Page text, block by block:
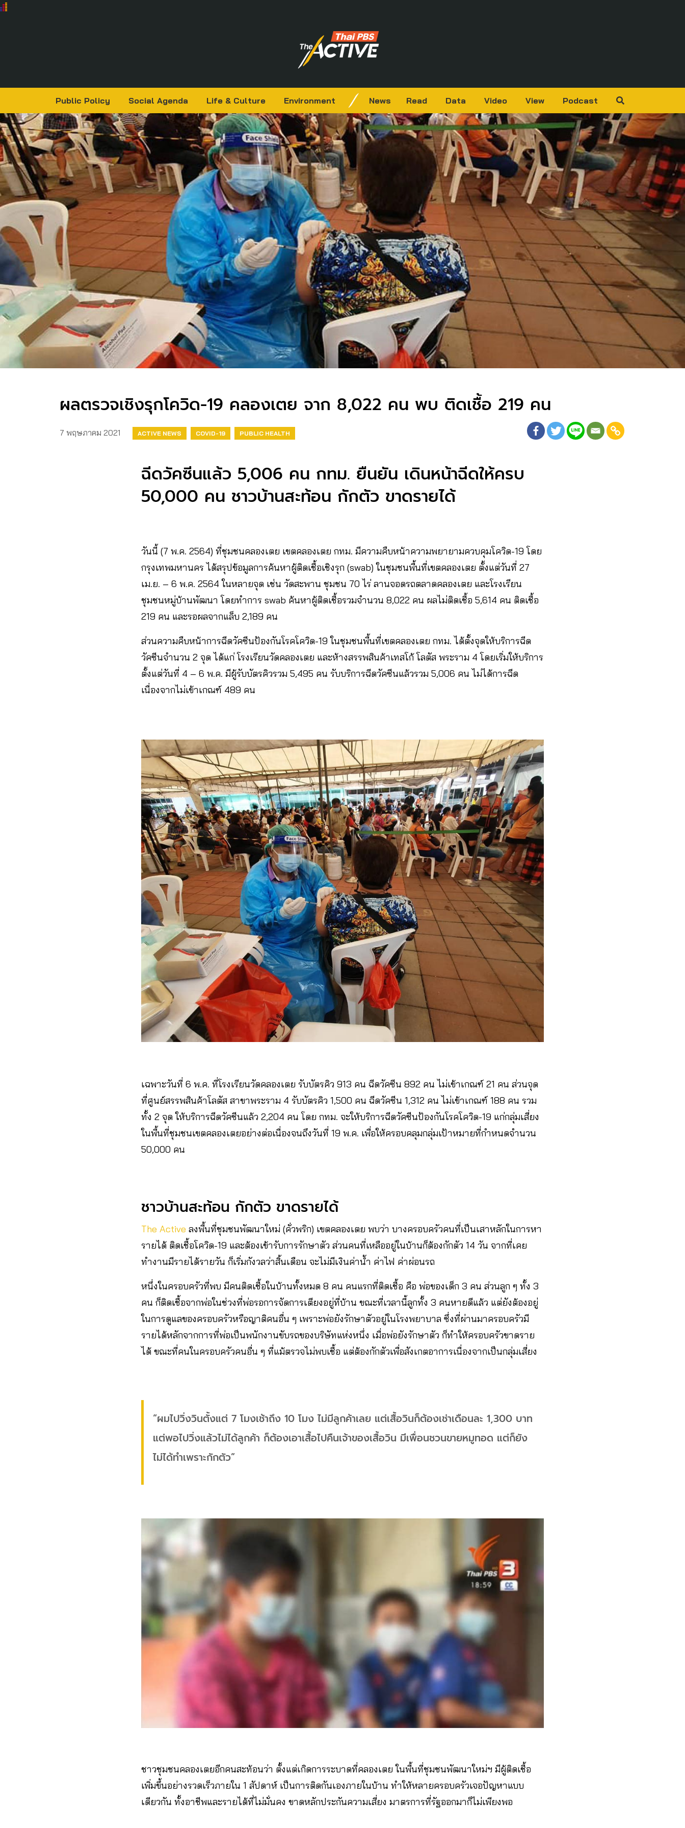
Public Policy Social Agenda Life & Culture Environment News Read Data Video View Podcast
ผลตรวจเชิงรุกโควิด-19 คลองเตย จาก 8,022 คน พบ ติดเชื้อ 219 คน
7 พฤษภาคม 2021 ACTIVE NEWS COVID-19 PUBLIC HEALTH
ฉีดวัคซีนแล้ว 5,006 คน กทม. ยืนยัน เดินหน้าฉีดให้ครบ
50,000 คน ชาวบ้านสะท้อน กักตัว ขาดรายได้
วันนี้ (7 พ.ค. 2564) ที่ชุมชนคลองเตย เขตคลองเตย กทม. มีความคืบหน้าความพยายามควบคุมโควิด-19 โดย
กรุงเทพมหานคร ได้สรุปข้อมูลการค้นหาผู้ติดเชื้อเชิงรุก (swab) ในชุมชนพื้นที่เขตคลองเตย ตั้งแต่วันที่ 27
เม.ย. – 6 พ.ค. 2564 ในหลายจุด เช่น วัดสะพาน ชุมชน 70 ไร่ ลานจอดรถตลาดคลองเตย และโรงเรียน
ชุมชนหมู่บ้านพัฒนา โดยทำการ swab ค้นหาผู้ติดเชื้อรวมจำนวน 8,022 คน ผลไม่ติดเชื้อ 5,614 คน ติดเชื้อ
219 คน และรอผลจากแล็บ 2,189 คน
ส่วนความคืบหน้าการฉีดวัคซีนป้องกันโรคโควิด-19 ในชุมชนพื้นที่เขตคลองเตย กทม. ได้ตั้งจุดให้บริการฉีด
วัคซีนจำนวน 2 จุด ได้แก่ โรงเรียนวัดคลองเตย และห้างสรรพสินค้าเทสโก้ โลตัส พระราม 4 โดยเริ่มให้บริการ
ตั้งแต่วันที่ 4 – 6 พ.ค. มีผู้รับบัตรคิวรวม 5,495 คน รับบริการฉีดวัคซีนแล้วรวม 5,006 คน ไม่ได้การฉีด
เนื่องจากไม่เข้าเกณฑ์ 489 คน
เฉพาะวันที่ 6 พ.ค. ที่โรงเรียนวัดคลองเตย รับบัตรคิว 913 คน ฉีดวัคซีน 892 คน ไม่เข้าเกณฑ์ 21 คน ส่วนจุด
ที่ศูนย์สรรพสินค้าโลตัส สาขาพระราม 4 รับบัตรคิว 1,500 คน ฉีดวัคซีน 1,312 คน ไม่เข้าเกณฑ์ 188 คน รวม
ทั้ง 2 จุด ให้บริการฉีดวัคซีนแล้ว 2,204 คน โดย กทม. จะให้บริการฉีดวัคซีนป้องกันโรคโควิด-19 แก่กลุ่มเสี่ยง
ในพื้นที่ชุมชนเขตคลองเตยอย่างต่อเนื่องจนถึงวันที่ 19 พ.ค. เพื่อให้ครอบคลุมกลุ่มเป้าหมายที่กำหนดจำนวน
50,000 คน
ชาวบ้านสะท้อน กักตัว ขาดรายได้
The Active ลงพื้นที่ชุมชนพัฒนาใหม่ (คั่วพริก) เขตคลองเตย พบว่า บางครอบครัวคนที่เป็นเสาหลักในการหา
รายได้ ติดเชื้อโควิด-19 และต้องเข้ารับการรักษาตัว ส่วนคนที่เหลืออยู่ในบ้านก็ต้องกักตัว 14 วัน จากที่เคย
ทำงานมีรายได้รายวัน ก็เริ่มกังวลว่าสิ้นเดือน จะไม่มีเงินค่าน้ำ ค่าไฟ ค่าผ่อนรถ
หนึ่งในครอบครัวที่พบ มีคนติดเชื้อในบ้านทั้งหมด 8 คน คนแรกที่ติดเชื้อ คือ พ่อของเด็ก 3 คน ส่วนลูก ๆ ทั้ง 3
คน ก็ติดเชื้อจากพ่อในช่วงที่พ่อรอการจัดการเตียงอยู่ที่บ้าน ขณะที่เวลานี้ลูกทั้ง 3 คนหายดีแล้ว แต่ยังต้องอยู่
ในการดูแลของครอบครัวหรือญาติคนอื่น ๆ เพราะพ่อยังรักษาตัวอยู่ในโรงพยาบาล ซึ่งที่ผ่านมาครอบครัวมี
รายได้หลักจากการที่พ่อเป็นพนักงานขับรถของบริษัทแห่งหนึ่ง เมื่อพ่อยังรักษาตัว ก็ทำให้ครอบครัวขาดราย
ได้ ขณะที่คนในครอบครัวคนอื่น ๆ ที่แม้ตรวจไม่พบเชื้อ แต่ต้องกักตัวเพื่อสังเกตอาการเนื่องจากเป็นกลุ่มเสี่ยง
“ผมไปวิ่งวินตั้งแต่ 7 โมงเช้าถึง 10 โมง ไม่มีลูกค้าเลย แต่เสื้อวินก็ต้องเช่าเดือนละ 1,300 บาท
แต่พอไปวิ่งแล้วไม่ได้ลูกค้า ก็ต้องเอาเสื้อไปคืนเจ้าของเสื้อวิน มีเพื่อนชวนขายหมูทอด แต่ก็ยัง
ไม่ได้ทำเพราะกักตัว”
ชาวชุมชนคลองเตยอีกคนสะท้อนว่า ตั้งแต่เกิดการระบาดที่คลองเตย ในพื้นที่ชุมชนพัฒนาใหม่ฯ มีผู้ติดเชื้อ
เพิ่มขึ้นอย่างรวดเร็วภายใน 1 สัปดาห์ เป็นการติดกันเองภายในบ้าน ทำให้หลายครอบครัวเจอปัญหาแบบ
เดียวกัน ทั้งอาชีพและรายได้ที่ไม่มั่นคง ขาดหลักประกันความเสี่ยง มาตรการที่รัฐออกมาก็ไม่เพียงพอ